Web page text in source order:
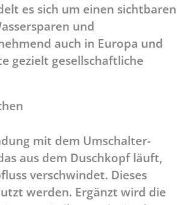
es sich um einen sichtbaren
und
auch in Europa und
gezielt gesellschaftliche
mit dem Umschalter-
aus dem Duschkopf läuft,
verschwindet. Dieses
werden. Ergänzt wird die